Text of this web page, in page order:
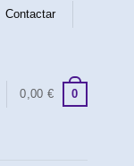
Contactar
0,00 € 0